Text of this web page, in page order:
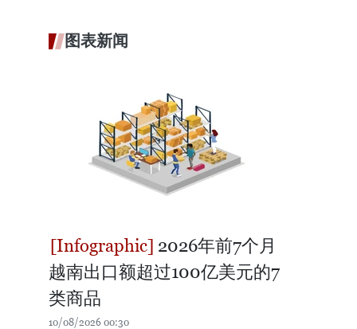
图表新闻
2026年前7个月
越南出口额超过100亿美元的7
类商品
10/08/2026 00:30